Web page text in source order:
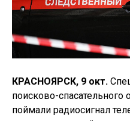
КРАСНОЯРСК, 9 окт.
поисково-спасательного
поймали радиосигнал